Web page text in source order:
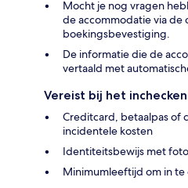
Mocht je nog vragen
de accommodatie via
boekingsbevestiging.
De informatie die de
vertaald met
Vereist bij het inchecken
Creditcard, betaalpas of
incidentele kosten
Identiteitsbewijs met
Minimumleeftijd om in te